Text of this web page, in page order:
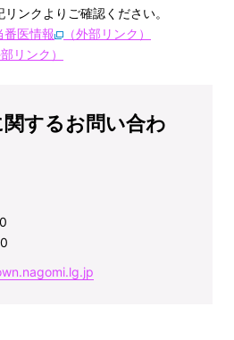
ンクよりご確認ください。
医情報
（外部リンク）
部リンク）
するお問い合わ